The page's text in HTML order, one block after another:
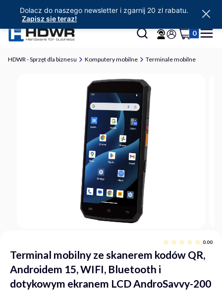
Otwórz wyszukiwarkę
Szukaj Zaloguj się
Produkty w
KoszykMenu
HDWR - Sprzęt dla biznesu Komputery mobilne Terminale mobilne
Terminal mobilny ze skanerem kodów QR,
Androidem 15, WIFI, Bluetooth i
dotykowym ekranem LCD AndroSavvy-200
0.00
Dolacz do naszego newsletter i zgarnij 20 zl rabatu.
Zapisz sie teraz!